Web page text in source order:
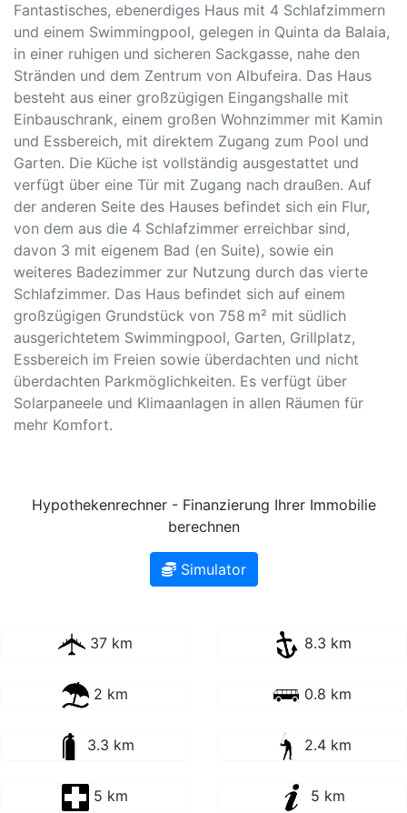
Fantastisches, ebenerdiges Haus mit 4 Schlafzimmern
und einem Swimmingpool, gelegen in Quinta da Balaia,
in einer ruhigen und sicheren Sackgasse, nahe den
Stränden und dem Zentrum von Albufeira. Das Haus
besteht aus einer großzügigen Eingangshalle mit
Einbauschrank, einem großen Wohnzimmer mit Kamin
und Essbereich, mit direktem Zugang zum Pool und
Garten. Die Küche ist vollständig ausgestattet und
verfügt über eine Tür mit Zugang nach draußen. Auf
der anderen Seite des Hauses befindet sich ein Flur,
von dem aus die 4 Schlafzimmer erreichbar sind,
davon 3 mit eigenem Bad (en Suite), sowie ein
weiteres Badezimmer zur Nutzung durch das vierte
Schlafzimmer. Das Haus befindet sich auf einem
großzügigen Grundstück von 758 m² mit südlich
ausgerichtetem Swimmingpool, Garten, Grillplatz,
Essbereich im Freien sowie überdachten und nicht
überdachten Parkmöglichkeiten. Es verfügt über
Solarpaneele und Klimaanlagen in allen Räumen für
mehr Komfort.
Hypothekenrechner - Finanzierung Ihrer Immobilie
berechnen
Simulator
37 km 8.3 km
2 km 0.8 km
3.3 km 2.4 km
5 km 5 km